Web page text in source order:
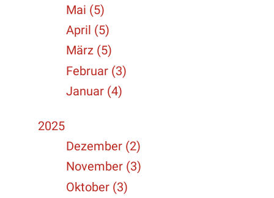
Mai (5)
April (5)
März (5)
Februar (3)
Januar (4)
2025
Dezember (2)
November (3)
Oktober (3)